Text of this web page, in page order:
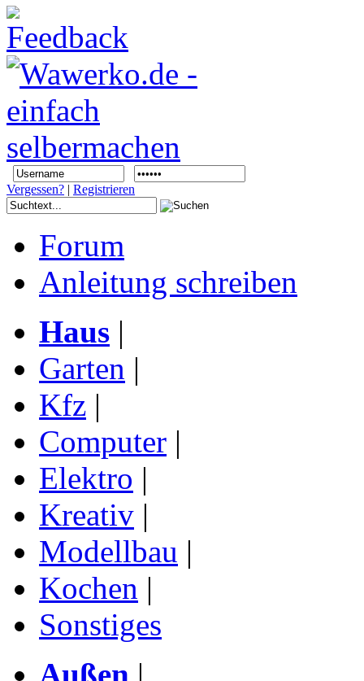
Vergessen? | Registrieren
Forum
Anleitung schreiben
Haus |
Garten |
Kfz |
Computer |
Elektro |
Kreativ |
Modellbau |
Kochen |
Sonstiges